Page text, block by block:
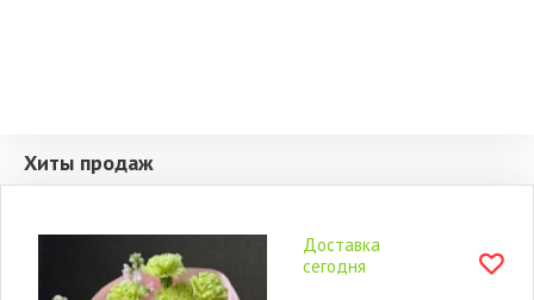
Хиты продаж
Доставка
сегодня